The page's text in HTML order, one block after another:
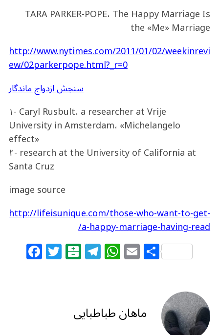
TARA PARKER-POPE، The Happy Marriage Is
the «Me» Marriage
http://www.nytimes.com/2011/01/02/weekinrevi
ew/02parkerpope.html?_r=0
سنجش ازدواج ماندگار
۱- Caryl Rusbult، a researcher at Vrije
University in Amsterdam، «Michelangelo
effect»
۲- research at the University of California at
Santa Cruz
image source
http://lifeisunique.com/those-who-want-to-get-
a-happy-marriage-having-read/
F
a T
w B
al
in
T
el
ra
W
h
A
E
m S
h
e ماهان طباطبایی